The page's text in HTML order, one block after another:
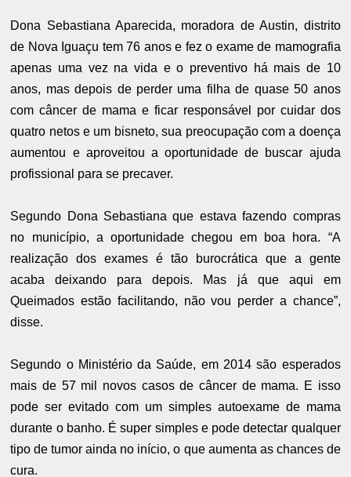
Dona Sebastiana Aparecida, moradora de Austin, distrito
de Nova Iguaçu tem 76 anos e fez o exame de mamografia
apenas uma vez na vida e o preventivo há mais de 10
anos, mas depois de perder uma filha de quase 50 anos
com câncer de mama e ficar responsável por cuidar dos
quatro netos e um bisneto, sua preocupação com a doença
aumentou e aproveitou a oportunidade de buscar ajuda
profissional para se precaver.
Segundo Dona Sebastiana que estava fazendo compras
no município, a oportunidade chegou em boa hora. “A
realização dos exames é tão burocrática que a gente
acaba deixando para depois. Mas já que aqui em
Queimados estão facilitando, não vou perder a chance”,
disse.
Segundo o Ministério da Saúde, em 2014 são esperados
mais de 57 mil novos casos de câncer de mama. E isso
pode ser evitado com um simples autoexame de mama
durante o banho. É super simples e pode detectar qualquer
tipo de tumor ainda no início, o que aumenta as chances de
cura.